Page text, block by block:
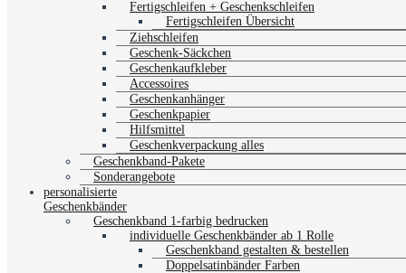
Fertigschleifen + Geschenkschleifen
Fertigschleifen Übersicht
Ziehschleifen
Geschenk-Säckchen
Geschenkaufkleber
Accessoires
Geschenkanhänger
Geschenkpapier
Hilfsmittel
Geschenkverpackung alles
Geschenkband-Pakete
Sonderangebote
personalisierte
Geschenkbänder
Geschenkband 1-farbig bedrucken
individuelle Geschenkbänder ab 1 Rolle
Geschenkband gestalten & bestellen
Doppelsatinbänder Farben